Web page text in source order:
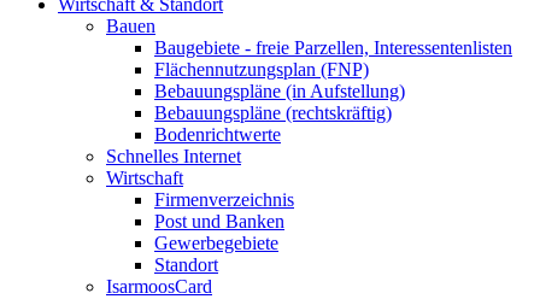
Wirtschaft & Standort
Bauen
Baugebiete - freie Parzellen, Interessentenlisten
Flächennutzungsplan (FNP)
Bebauungspläne (in Aufstellung)
Bebauungspläne (rechtskräftig)
Bodenrichtwerte
Schnelles Internet
Wirtschaft
Firmenverzeichnis
Post und Banken
Gewerbegebiete
Standort
IsarmoosCard